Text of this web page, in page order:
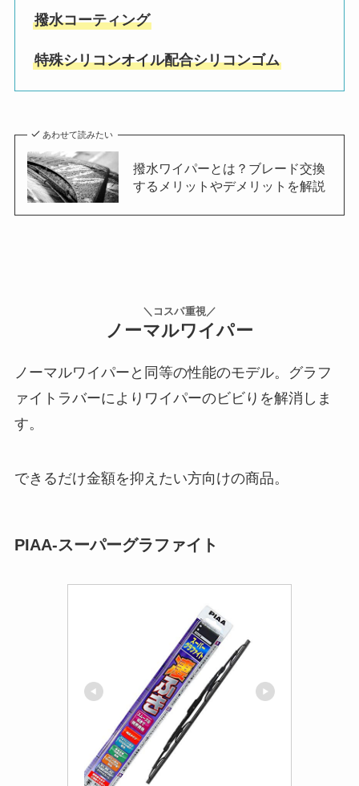
撥水コーティング
特殊シリコンオイル配合シリコンゴム
あわせて読みたい
撥水ワイパーとは？ブレード交換
するメリットやデメリットを解説
＼コスパ重視／
ノーマルワイパー
ノーマルワイパーと同等の性能のモデル。グラフ
ァイトラバーによりワイパーのビビりを解消しま
す。
できるだけ金額を抑えたい方向けの商品。
PIAA-スーパーグラファイト